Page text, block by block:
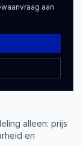
aan
alleen: prijs
en